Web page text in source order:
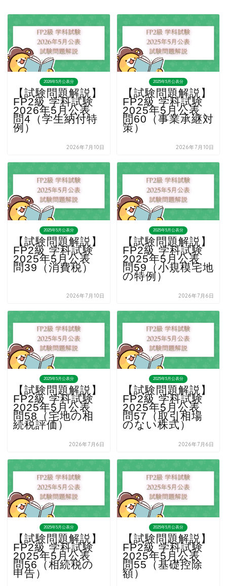
2026年5月公表分
【試験問題解説】
FP2級 学科試験
2026年5月公表
問4（学生納付特
例）
2026年7月10日
2025年5月公表分
【試験問題解説】
FP2級 学科試験
2025年5月公表
問60（事業承継対
策）
2026年7月10日
2025年5月公表分
【試験問題解説】
FP2級 学科試験
2025年5月公表
問39（消費税）
2026年7月10日
2025年5月公表分
【試験問題解説】
FP2級 学科試験
2025年5月公表
問59（小規模宅地
の特例）
2026年7月6日
2025年5月公表分
【試験問題解説】
FP2級 学科試験
2025年5月公表
問58（宅地の相
続税評価）
2026年7月6日
2025年5月公表分
【試験問題解説】
FP2級 学科試験
2025年5月公表
問57（取引相場
のない株式）
2026年7月6日
2025年5月公表分
【試験問題解説】
FP2級 学科試験
2025年5月公表
問56（相続税の
申告）
2025年5月公表分
【試験問題解説】
FP2級 学科試験
2025年5月公表
問55（基礎控除
額）